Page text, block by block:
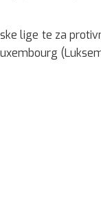
lige te za